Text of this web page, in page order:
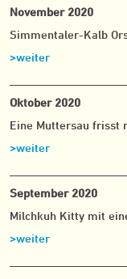
November 2020
Simmentaler-Kalb
>weiter
Oktober 2020
Eine Muttersau frisst
>weiter
September 2020
Milchkuh Kitty mit
>weiter